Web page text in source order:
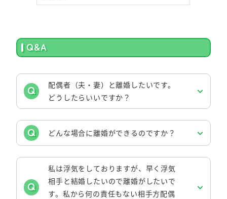
Q&A
配偶者（夫・妻）と離婚したいです。
どうしたらいいですか？
どんな場合に離婚ができるのですか？
私は浮気をしておりますが、早く浮気
相手と結婚したいので離婚がしたいで
す。私から何の責任もない相手方配偶